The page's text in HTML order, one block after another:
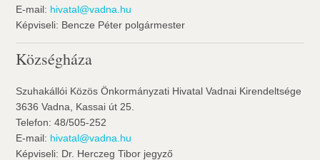
E-mail: hivatal@vadna.hu
Képviseli: Bencze Péter polgármester
Községháza
Szuhakállói Közös Önkormányzati Hivatal Vadnai Kirendeltsége
3636 Vadna, Kassai út 25.
Telefon: 48/505-252
E-mail: hivatal@vadna.hu
Képviseli: Dr. Herczeg Tibor jegyző